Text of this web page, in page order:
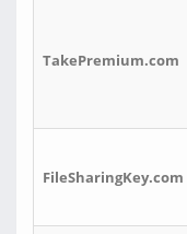
TakePremium.com
FileSharingKey.com